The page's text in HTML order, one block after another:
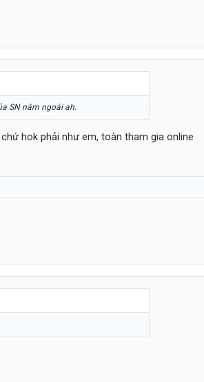
SN năm ngoái ah.
hok phải như em, toàn tham gia online